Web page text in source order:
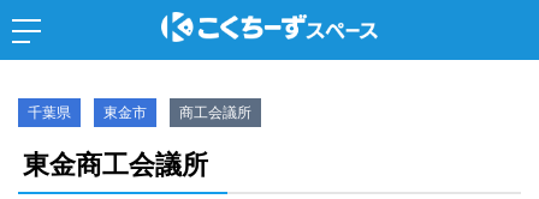
千葉県 東金市 商工会議所
東金商工会議所